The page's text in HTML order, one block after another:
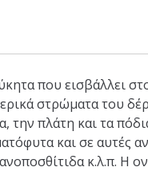
που εισβάλλει
στρώματα του
πλάτη και τα
και σε
κ.λ.π. Η